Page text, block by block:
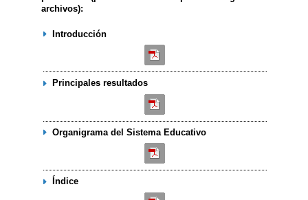
archivos):
Introducción
Principales resultados
Organigrama del Sistema Educativo
Índice